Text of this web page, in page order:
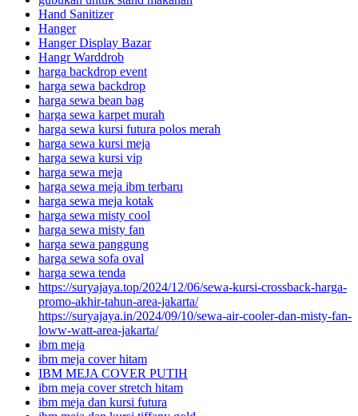
Hand Sanitizer
Hanger
Hanger Display Bazar
Hangr Warddrob
harga backdrop event
harga sewa backdrop
harga sewa bean bag
harga sewa karpet murah
harga sewa kursi futura polos merah
harga sewa kursi meja
harga sewa kursi vip
harga sewa meja
harga sewa meja ibm terbaru
harga sewa meja kotak
harga sewa misty cool
harga sewa misty fan
harga sewa panggung
harga sewa sofa oval
harga sewa tenda
https://suryajaya.top/2024/12/06/sewa-kursi-crossback-harga-
promo-akhir-tahun-area-jakarta/
https://suryajaya.in/2024/09/10/sewa-air-cooler-dan-misty-fan-
loww-watt-area-jakarta/
ibm meja
ibm meja cover hitam
IBM MEJA COVER PUTIH
ibm meja cover stretch hitam
ibm meja dan kursi futura